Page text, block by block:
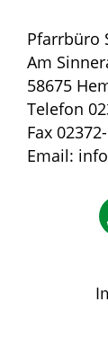
Pfarrbüro
Am
58675
Telefon
Fax
Email: